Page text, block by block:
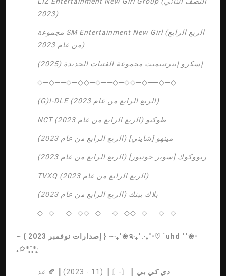
2023)
مجموعة SM Entertainment New Girl (الربع الرابع
من عام 2023)
إسكرو إنترتينمنت مجموعة الفتيات الجديدة (2025)
◇─◇──◇─◇◇─◇──◇─◇◇─◇──◇─◇
(G)I-DLE (الربع الرابع من عام 2023)
NCT طوكيو (الربع الرابع من عام 2023)
مينهو [شايني] (الربع الرابع من عام 2023)
ريووكوك [سوبر جونيور] (الربع الرابع من عام 2023)
TVXQ (الربع الرابع من عام 2023)
بلاك بينك (الربع الرابع من عام 2023)
◇─◇──◇─◇◇─◇──◇─◇◇─◇──◇─◇
~ { إصدارات نوفمبر 2023 } ~‧₊˚❀༉‧₊˚.‧₊˚⋅♡ ࣪ uhd ˚˚❀‧
₊✩*̩̩̥͙˚̩̥̩̥*̩̩͙‧͙
دي كي بي ║〘-〙║ (11.-.2023)║ 🍂 عد